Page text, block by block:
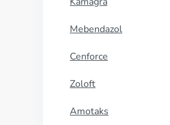
Mebendazol
Cenforce
Zoloft
Amotaks